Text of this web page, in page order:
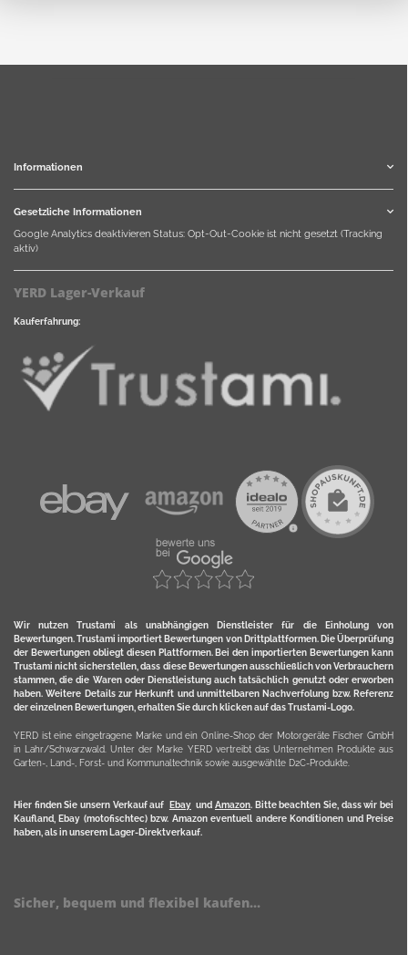
Informationen
Gesetzliche Informationen
Google Analytics deaktivieren Status: Opt-Out-Cookie ist nicht gesetzt (Tracking
aktiv)
YERD Lager-Verkauf
Kauferfahrung:
Wir nutzen Trustami als unabhängigen Dienstleister für die Einholung von
Bewertungen. Trustami importiert Bewertungen von Drittplattformen. Die Überprüfung
der Bewertungen obliegt diesen Plattformen. Bei den importierten Bewertungen kann
Trustami nicht sicherstellen, dass diese Bewertungen ausschließlich von Verbrauchern
stammen, die die Waren oder Dienstleistung auch tatsächlich genutzt oder erworben
haben. Weitere Details zur Herkunft und unmittelbaren Nachverfolung bzw. Referenz
der einzelnen Bewertungen, erhalten Sie durch klicken auf das Trustami-Logo.
YERD ist eine eingetragene Marke und ein Online-Shop der Motorgeräte Fischer GmbH
in Lahr/Schwarzwald. Unter der Marke YERD vertreibt das Unternehmen Produkte aus
Garten-, Land-, Forst- und Kommunaltechnik sowie ausgewählte D2C-Produkte.
Hier finden Sie unsern Verkauf auf Ebayund Amazon. Bitte beachten Sie, dass wir bei
Kaufland, Ebay (motofischtec) bzw. Amazon eventuell andere Konditionen und Preise
haben, als in unserem Lager-Direktverkauf.
Sicher, bequem und flexibel kaufen...